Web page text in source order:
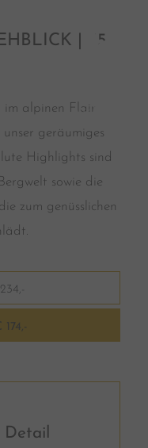
| 35
im alpinen Flair
geräumiges
Highlights sind
sowie die
zum genüsslichen